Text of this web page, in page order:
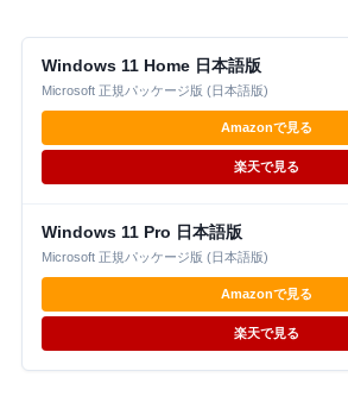
Windows 11 Home 日本語版
Microsoft 正規パッケージ版 (日本語版)
Amazonで見る
楽天で見る
Windows 11 Pro 日本語版
Microsoft 正規パッケージ版 (日本語版)
Amazonで見る
楽天で見る